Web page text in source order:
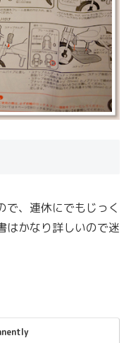
で、連休にでもじっく
はかなり詳しいので迷